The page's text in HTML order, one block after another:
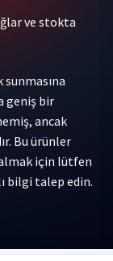
ve stokta
geniş bir
ancak
Bu ürünler
için lütfen
bilgi talep edin.